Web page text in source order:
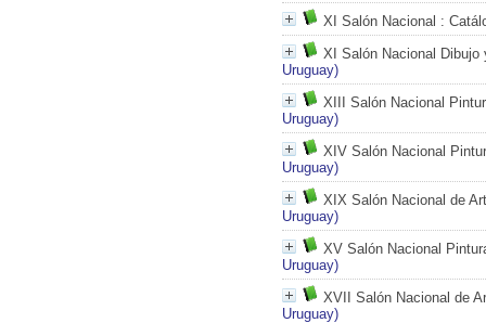
XI Salón Nacional :
XI Salón Nacional Dibujo
Uruguay)
XIII Salón Nacional
Uruguay)
XIV Salón Nacional
Uruguay)
XIX Salón Nacional de
Uruguay)
XV Salón Nacional
Uruguay)
XVII Salón Nacional de
Uruguay)